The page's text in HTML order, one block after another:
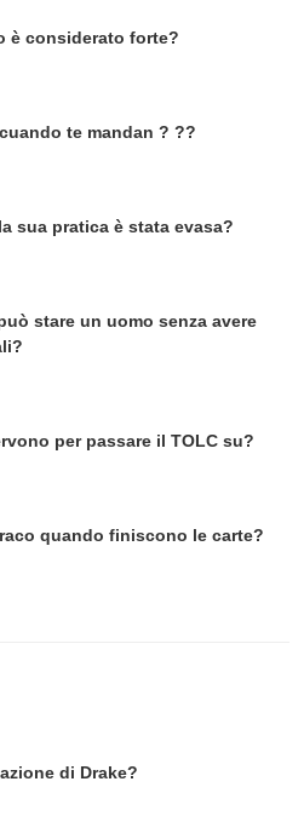
è considerato forte?
te mandan ? ??
sua pratica è stata evasa?
stare un uomo senza avere
per passare il TOLC su?
quando finiscono le carte?
di Drake?